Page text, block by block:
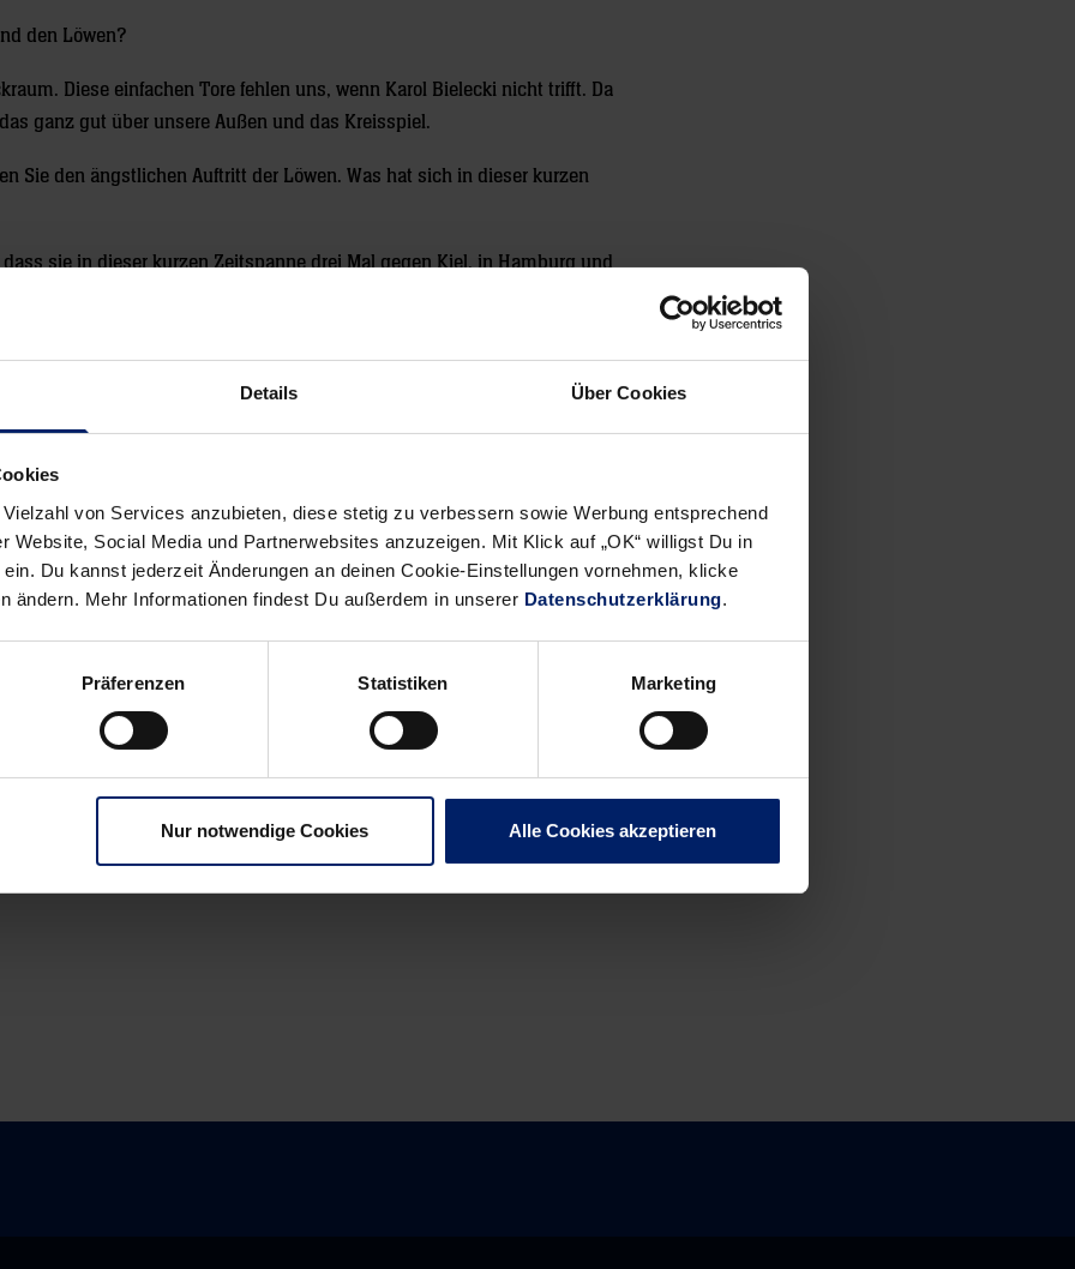
Details Über Cookies
von Services anzubieten, diese stetig zu verbessern sowie Werbung entsprechend
Website, Social Media und Partnerwebsites anzuzeigen. Mit Klick auf „OK“ willigst Du in
Du kannst jederzeit Änderungen an deinen Cookie-Einstellungen vornehmen, klicke
ändern. Mehr Informationen findest Du außerdem in unserer Datenschutzerklärung.
Präferenzen Statistiken Marketing
Nur notwendige Cookies Alle Cookies akzeptieren
den Löwen?
Diese einfachen Tore fehlen uns, wenn Karol Bielecki nicht trifft. Da
ganz gut über unsere Außen und das Kreisspiel.
Sie den ängstlichen Auftritt der Löwen. Was hat sich in dieser kurzen
sie in dieser kurzen Zeitspanne drei Mal gegen Kiel, in Hamburg und
von Spitzenspielen einen nachhaltigen Effekt erhofft, der dann
gesteigert. Es hat sich nach den drei Niederlagen zu Beginn Wut
waren. In Hamburg und im Champions-League-Heimspiel gegen
auch nur mit Wasser kocht. Der Mut wurde danach bei uns immer
den Sieg mehr als der THW Kiel. Und das hat mich beeindruckt.
League-Partie gegen Celje und die Pokal-Begegnung bei
diese Aufgaben an?
in der Champions League mindestens Gruppenzweiter werden, um in
ein Traum von uns, zum Final Four nach Köln zu reisen. Im Pokal
fahren. Und in der Bundesliga dürfen wir uns keine Punktverluste
previous
Alle News anzeigen
newst
Neuhausen